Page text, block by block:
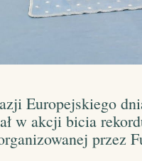
Europejskiego
w akcji bicia
przez